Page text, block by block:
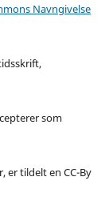
Navngivelse
som
er tildelt en CC-By